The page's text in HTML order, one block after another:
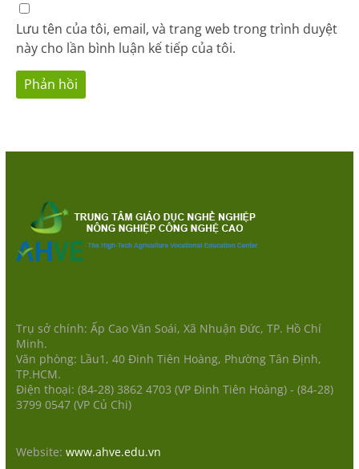
Lưu tên của tôi, email, và trang web trong trình duyệt
này cho lần bình luận kế tiếp của tôi.
Trụ sở chính: Ấp Cao Văn Soái, Xã Nhuận Đức, TP. Hồ Chí
Minh.
Văn phòng: Lầu1, 40 Đinh Tiên Hoàng, Phường Tân Định,
TP.HCM.
Điện thoại: (84-28) 3862 4703 (VP Đinh Tiên Hoàng) - (84-28)
3799 0547 (VP Củ Chi)
Website: www.ahve.edu.vn